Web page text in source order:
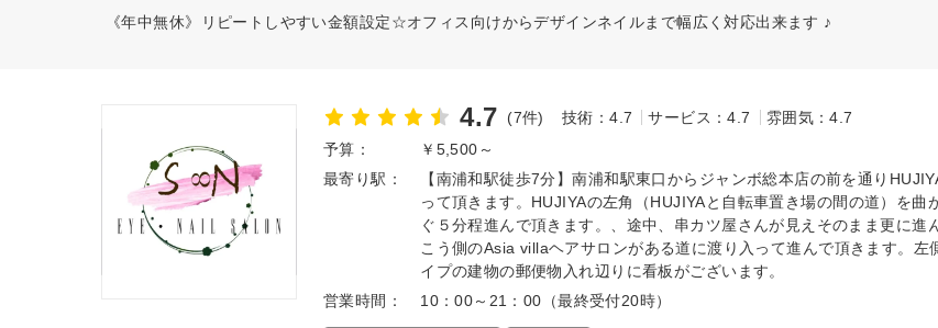
《年中無休》リピートしやすい金額設定☆オフィス向けからデザインネイルまで幅広く対応出来ます ♪
4.7 (7件) 技術：4.7 サービス：4.7
雰囲気：4.7
予算：
￥5,500～
最寄り駅：
【南浦和駅徒歩7分】南浦和駅東口からジャンボ総本店の前を通り
って頂きます。HUJIYAの左角（HUJIYAと自転車置き場の間の道）を曲
ぐ５分程進んで頂きます。、途中、串カツ屋さんが見えそのまま更に進
こう側のAsia villaヘアサロンがある道に渡り入って進んで頂きます。左
イプの建物の郵便物入れ辺りに看板がございます。
営業時間：
10：00～21：00（最終受付20時）